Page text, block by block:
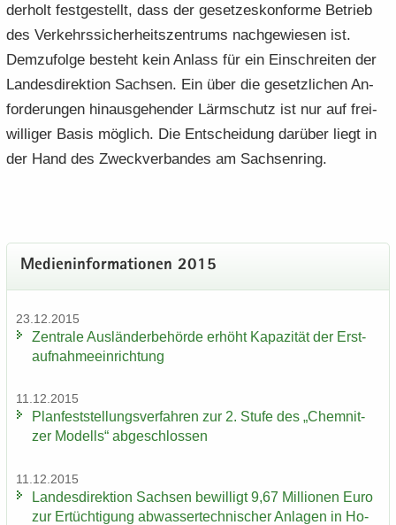
der­holt fest­ge­stellt, dass der ge­set­zes­kon­for­me Be­trieb
des Ver­kehrs­si­cher­heits­zen­trums nach­ge­wie­sen ist.
Dem­zu­fol­ge be­steht kein An­lass für ein Ein­schrei­ten der
Lan­des­di­rek­ti­on Sach­sen. Ein über die ge­setz­li­chen An­
for­de­run­gen hin­aus­ge­hen­der Lärm­schutz ist nur auf frei­
wil­li­ger Basis mög­lich. Die Ent­schei­dung dar­über liegt in
der Hand des Zweck­ver­ban­des am Sach­sen­ring.
Me­di­en­in­for­ma­tio­nen 2015
23.12.2015
Zen­tra­le Aus­län­der­be­hör­de er­höht Ka­pa­zi­tät der Erst­
auf­nah­me­ein­rich­tung
11.12.2015
Plan­fest­stel­lungs­ver­fah­ren zur 2. Stufe des „Chem­nit­
zer Mo­dells“ ab­ge­schlos­sen
11.12.2015
​
Landesdirektion Sach­sen be­wil­ligt 9,67 Mil­lio­nen Euro
zur Er­tüch­ti­gung ab­was­ser­tech­ni­scher An­la­gen in Ho­